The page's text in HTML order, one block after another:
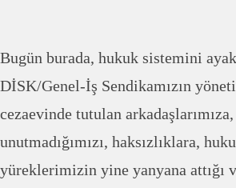
Bugün burada, hukuk sistemini
DİSK/Genel-İş Sendikamızın
cezaevinde tutulan
unutmadığımızı, haksızlıklara,
yüreklerimizin yine yanyana